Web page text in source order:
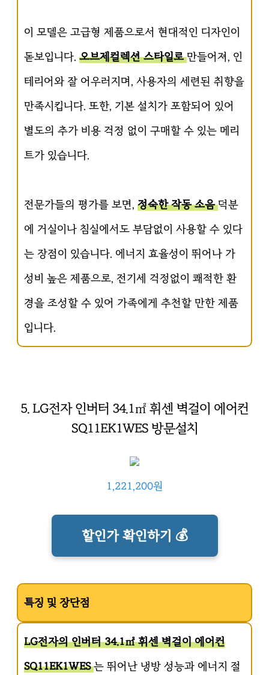
이 모델은 고급형 제품으로서 현대적인 디자인이
돋보입니다. 오브제컬렉션 스타일로만들어져, 인
테리어와 잘 어우러지며, 사용자의 세련된 취향을
만족시킵니다. 또한, 기본 설치가 포함되어 있어
별도의 추가 비용 걱정 없이 구매할 수 있는 메리
트가 있습니다.
전문가들의 평가를 보면, 정숙한 작동 소음덕분
에 거실이나 침실에서도 부담없이 사용할 수 있다
는 장점이 있습니다. 에너지 효율성이 뛰어나 가
성비 높은 제품으로, 전기세 걱정없이 쾌적한 환
경을 조성할 수 있어 가족에게 추천할 만한 제품
입니다.
5. LG전자 인버터 34.1㎡ 휘센 벽걸이 에어컨
SQ11EK1WES 방문설치
1,221,200원
할인가 확인하기 💰
특징 및 장단점
LG전자의 인버터 34.1㎡ 휘센 벽걸이 에어컨
SQ11EK1WES는 뛰어난 냉방 성능과 에너지 절